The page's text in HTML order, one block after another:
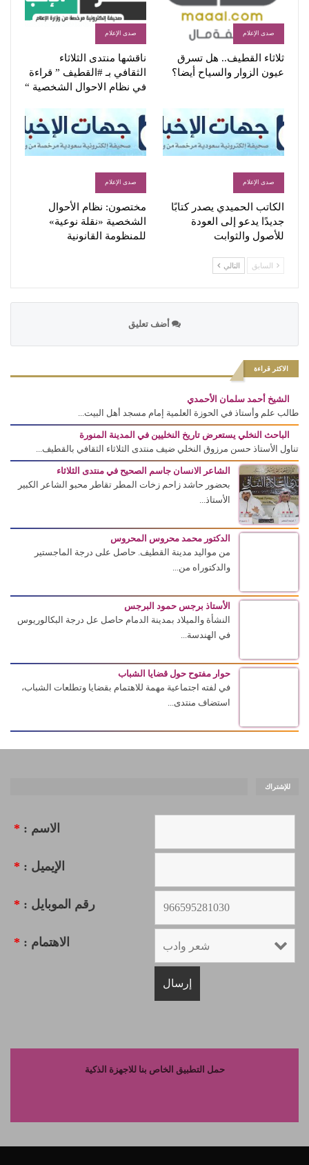
صدى الإعلام
ثلاثاء القطيف.. هل تسرق
عيون الزوار والسياح أيضا؟
صدى الإعلام
ناقشها منتدى الثلاثاء
الثقافي بـ #القطيف ” قراءة
في نظام الاحوال الشخصية “
صدى الإعلام
الكاتب الحميدي يصدر كتابًا
جديدًا يدعو إلى العودة
للأصول والثوابت
صدى الإعلام
مختصون: نظام الأحوال
الشخصية «نقلة نوعية»
للمنظومة القانونية
السابق التالي
أضف تعليق
الاكثر قراءة
الشيخ أحمد سلمان الأحمدي
طالب علم وأستاذ في الحوزة العلمية إمام مسجد أهل البيت...
الباحث النخلي يستعرض تاريخ النخليين في المدينة المنورة
تناول الأستاذ حسن مرزوق النخلي ضيف منتدى الثلاثاء الثقافي بالقطيف...
الشاعر الانسان جاسم الصحيح في منتدى الثلاثاء
بحضور حاشد زاحم زخات المطر تقاطر محبو الشاعر الكبير
الأستاذ...
الدكتور محمد محروس المحروس
من مواليد مدينة القطيف. حاصل على درجة الماجستير
والدكتوراه من...
الأستاذ برجس حمود البرجس
النشأة والميلاد بمدينة الدمام حاصل عل درجة البكالوريوس
في الهندسة...
حوار مفتوح حول قضايا الشباب
في لفته اجتماعية مهمة للاهتمام بقضايا وتطلعات الشباب،
استضاف منتدى...
للإشتراك
الاسم : *
الإيميل : *
رقم الموبايل : *
الاهتمام : *
حمل التطبيق الخاص بنا للاجهزة الذكية